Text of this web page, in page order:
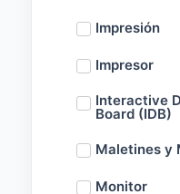
Impresión
Impresor
Interactive
Board (IDB)
Maletines y
Monitor